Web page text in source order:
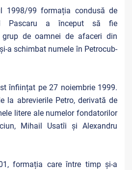
1998/99 formația condusă de
Pascaru a început să fie
de oamnei de afaceri din
a schimbat numele în Petrocub-
înființat pe 27 noiembrie 1999.
la abrevierile Petro, derivată de
litere ale numelor fondatorilor
Mihail Usatîi și Alexandru
formația care între timp și-a